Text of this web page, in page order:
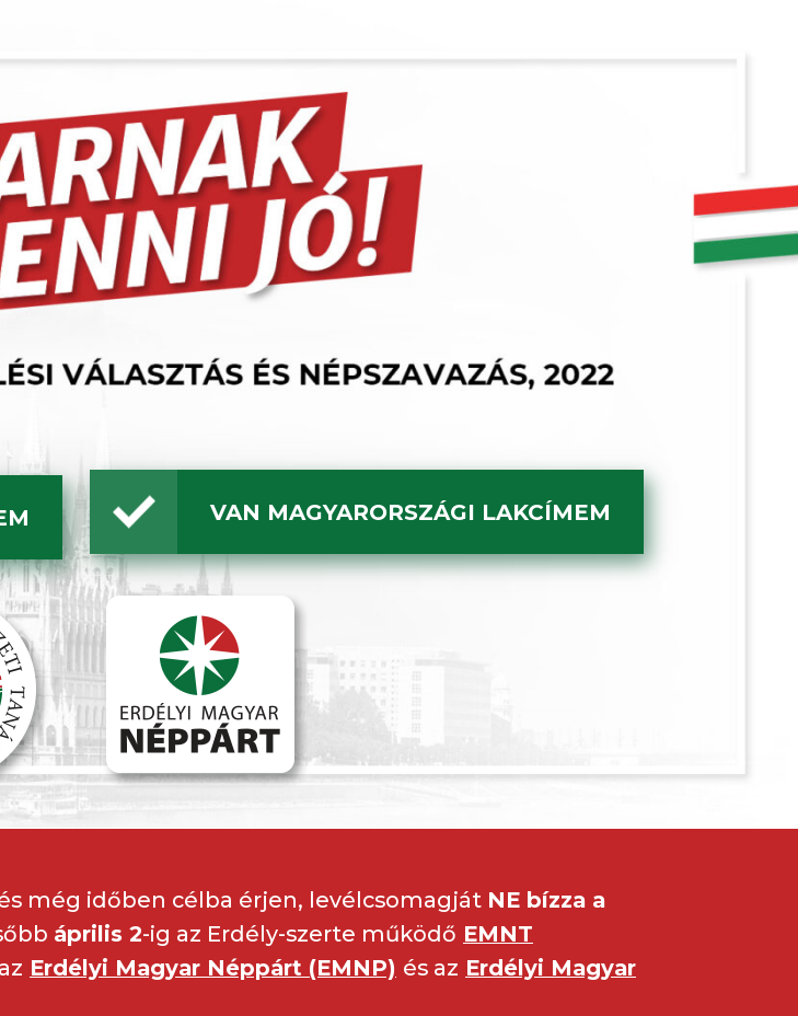
VAN MAGYARORSZÁGI LAKCÍMEM
még időben célba érjen, levélcsomagját NE bízza a
április 2-ig az Erdély-szerte működő EMNT
Erdélyi Magyar Néppárt (EMNP) és az Erdélyi Magyar